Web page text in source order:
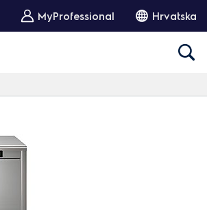
MyProfessional Hrvatska